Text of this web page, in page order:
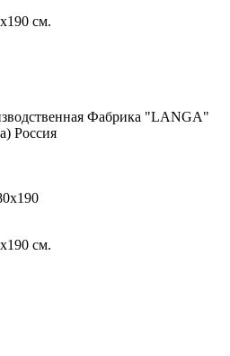
см.
Фабрика "LANGA"
Россия
см.